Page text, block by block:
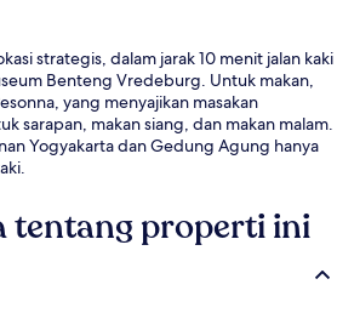
strategis, dalam jarak 10 menit jalan kaki
Benteng Vredeburg. Untuk makan,
yang menyajikan masakan
sarapan, makan siang, dan makan malam.
Yogyakarta dan Gedung Agung hanya
tentang properti ini